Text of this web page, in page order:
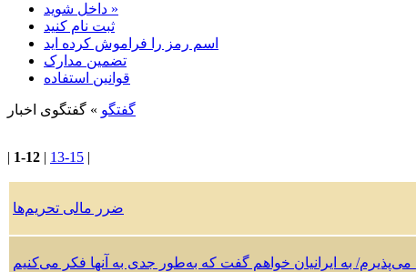
داخل شوید »
ثبت نام کنید
اسم رمز را فراموش کرده اید
تضمین مدارک
قوانين استفاده
گفتگو » گفتگوی اخبار
| 1-12 | 13-15 |
ضرر مالی تحریم‌ها
می‌پذیرم/ به ایرانیان خواهم گفت که به‌طور جدی به آنها فکر می‌کنیم